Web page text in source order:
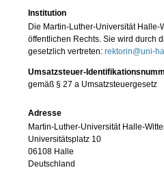
Institution
Die Martin-Luther-Universität
öffentlichen Rechts. Sie wird durch
gesetzlich vertreten: rektorin@uni-
Umsatzsteuer-
gemäß § 27 a Umsatzsteuergesetz
Adresse
Martin-Luther-Universität Halle-
Universitätsplatz 10
06108 Halle
Deutschland